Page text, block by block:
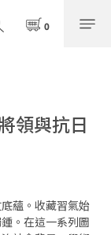
領與抗日
蘊。收藏習氣始
。在這一系列圖